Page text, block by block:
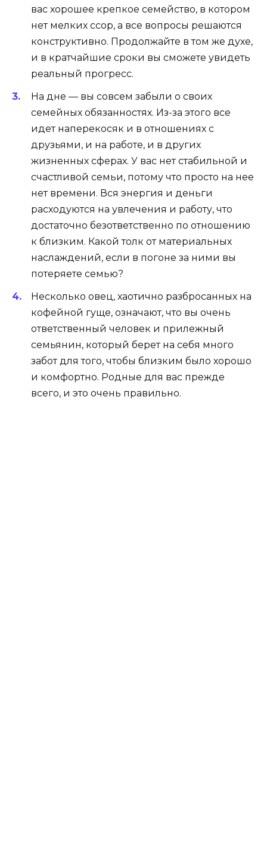
вас хорошее крепкое семейство, в котором
нет мелких ссор, а все вопросы решаются
конструктивно. Продолжайте в том же духе,
и в кратчайшие сроки вы сможете увидеть
реальный прогресс.
На дне — вы совсем забыли о своих
семейных обязанностях. Из-за этого все
идет наперекосяк и в отношениях с
друзьями, и на работе, и в других
жизненных сферах. У вас нет стабильной и
счастливой семьи, потому что просто на нее
нет времени. Вся энергия и деньги
расходуются на увлечения и работу, что
достаточно безответственно по отношению
к близким. Какой толк от материальных
наслаждений, если в погоне за ними вы
потеряете семью?
Несколько овец, хаотично разбросанных на
кофейной гуще, означают, что вы очень
ответственный человек и прилежный
семьянин, который берет на себя много
забот для того, чтобы близким было хорошо
и комфортно. Родные для вас прежде
всего, и это очень правильно.